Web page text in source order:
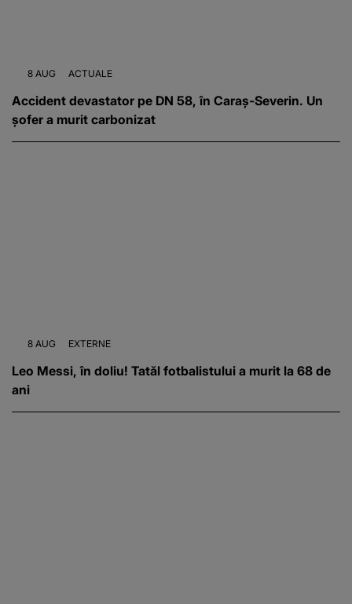
8 AUG ACTUALE
Accident devastator pe DN 58, în Caraș-Severin. Un
șofer a murit carbonizat
8 AUG EXTERNE
Leo Messi, în doliu! Tatăl fotbalistului a murit la 68 de
ani